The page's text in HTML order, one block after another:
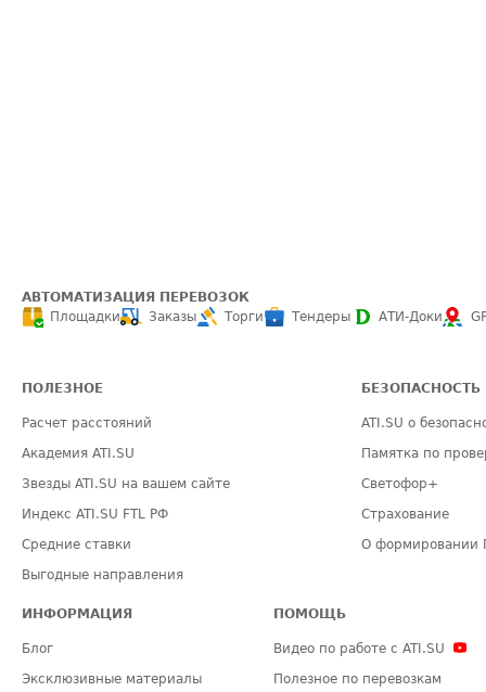
АВТОМАТИЗАЦИЯ ПЕРЕВОЗОК
Площадки
Заказы Торги Тендеры АТИ-Доки
ПОЛЕЗНОЕ
Расчет расстояний
Академия ATI.SU
Звезды ATI.SU на вашем сайте
Индекс ATI.SU FTL РФ
Средние ставки
Выгодные направления
БЕЗОПАСНОСТЬ
ATI.SU о
Памятка по
Светофор+
Страхование
О формировании
ИНФОРМАЦИЯ
Блог
Эксклюзивные материалы
ПОМОЩЬ
Видео по работе с ATI.SU
Полезное по перевозкам